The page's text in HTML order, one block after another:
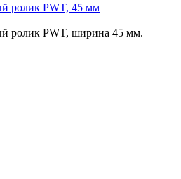
ролик PWT, 45 мм
ролик PWT, ширина 45 мм.